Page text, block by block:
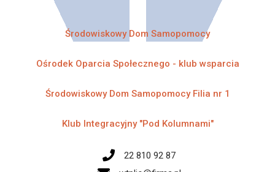
Środowiskowy Dom Samopomocy​
Ośrodek Oparcia Społecznego - klub wsparcia
Środowiskowy Dom Samopomocy Filia nr 1​
Klub Integracyjny "Pod Kolumnami"​
22 810 92 87